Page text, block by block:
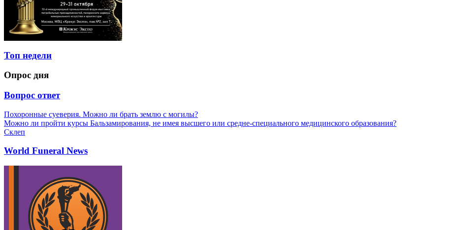
Топ недели
Опрос дня
Вопрос ответ
Похоронные суеверия. Можно ли брать землю с могилы?
Можно ли пройти курсы Бальзамирования, не имея высшего или средне-специального медицинского образования?
Склеп
World Funeral News